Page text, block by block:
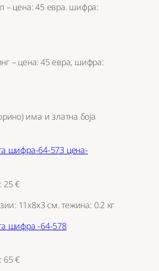
– цена: 45 евра. шифра:
– цена: 45 евра, шифра:
има и златна боја
25 €
11х8х3 см. тежина: 0.2 кг
65 €